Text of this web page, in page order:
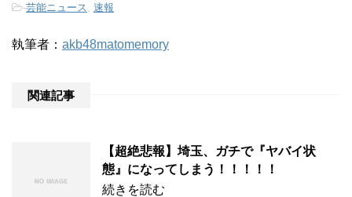
-芸能ニュース 速報
執筆者： akb48matomemory
関連記事
【超絶悲報】埼玉、ガチで『ヤバイ状
態』になってしまう！！！！！
続きを読む